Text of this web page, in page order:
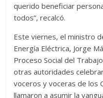
querido beneficiar
todos”, recalcó.
Este viernes, el ministro
Energía Eléctrica, Jorge
Proceso Social del
otras autoridades
voceros y voceras de los
llamaron a asumir la